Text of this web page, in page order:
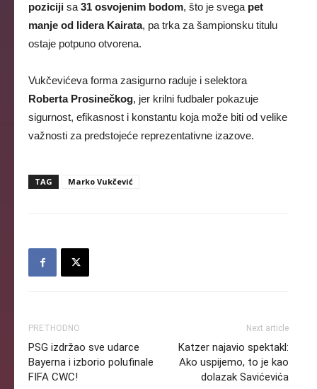
poziciji sa 31 osvojenim bodom, što je svega pet
manje od lidera Kairata, pa trka za šampionsku titulu
ostaje potpuno otvorena.
Vukčevićeva forma zasigurno raduje i selektora
Roberta Prosinečkog, jer krilni fudbaler pokazuje
sigurnost, efikasnost i konstantu koja može biti od velike
važnosti za predstojeće reprezentativne izazove.
TAG Marko Vukčević
PRETHODNO
PSG izdržao sve udarce
Bayerna i izborio polufinale
FIFA CWC!
Next article
Katzer najavio spektakl:
Ako uspijemo, to je kao
dolazak Savićevića